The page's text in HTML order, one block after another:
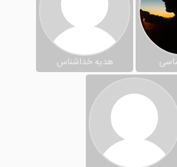
هدیه خداشناس